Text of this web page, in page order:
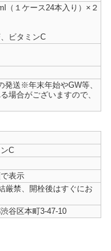
１ケース24本入り）×２
ビタミンC
発送※年末年始やGW等、
場合がございますので、
C
表示
厳禁、開栓後はすぐにお
谷区本町3-47-10